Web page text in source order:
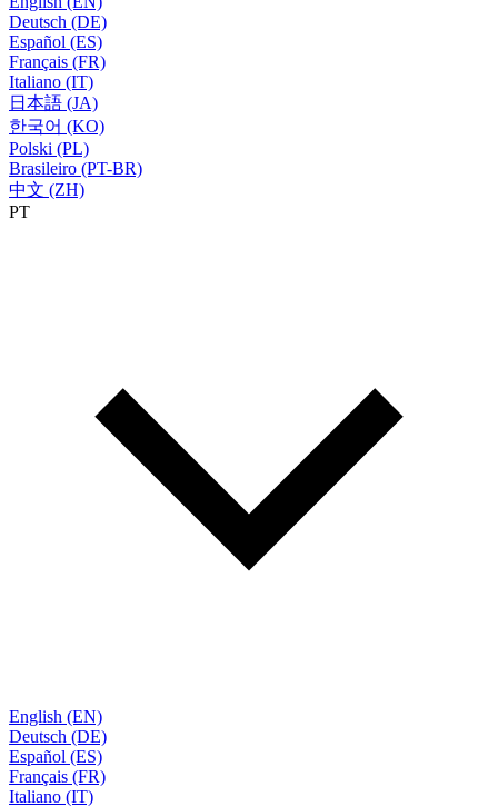
Deutsch (DE)
Español (ES)
Français (FR)
Italiano (IT)
日本語 (JA)
한국어 (KO)
Polski (PL)
Brasileiro (PT-BR)
中文 (ZH)
PT
English (EN)
Deutsch (DE)
Español (ES)
Français (FR)
Italiano (IT)